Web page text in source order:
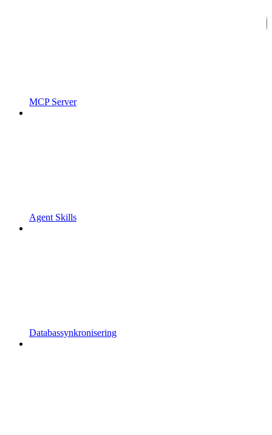
MCP Server
Agent Skills
Databassynkronisering